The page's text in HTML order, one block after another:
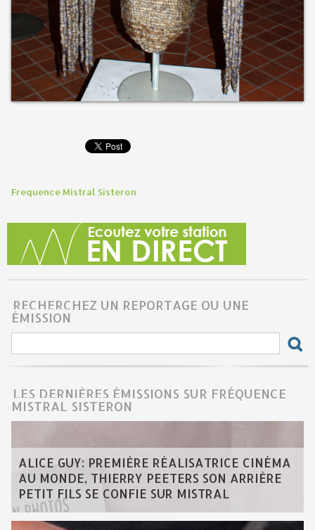
Frequence Mistral Sisteron
RECHERCHEZ UN REPORTAGE OU UNE
ÉMISSION
LES DERNIÈRES ÉMISSIONS SUR FRÉQUENCE
MISTRAL SISTERON
ALICE GUY: PREMIÈRE RÉALISATRICE CINÉMA
AU MONDE, THIERRY PEETERS SON ARRIÈRE
PETIT FILS SE CONFIE SUR MISTRAL